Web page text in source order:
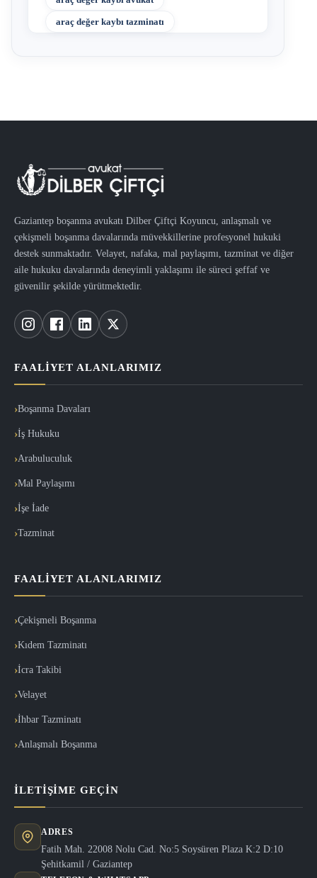
araç değer kaybı tazminatı
Gaziantep boşanma avukatı Dilber Çiftçi Koyuncu, anlaşmalı ve
çekişmeli boşanma davalarında müvekkillerine profesyonel hukuki
destek sunmaktadır. Velayet, nafaka, mal paylaşımı, tazminat ve diğer
aile hukuku davalarında deneyimli yaklaşımı ile süreci şeffaf ve
güvenilir şekilde yürütmektedir.
FAALIYET ALANLARIMIZ
Boşanma Davaları
İş Hukuku
Arabuluculuk
Mal Paylaşımı
İşe İade
Tazminat
FAALIYET ALANLARIMIZ
Çekişmeli Boşanma
Kıdem Tazminatı
İcra Takibi
Velayet
İhbar Tazminatı
Anlaşmalı Boşanma
İLETIŞIME GEÇIN
ADRES
Fatih Mah. 22008 Nolu Cad. No:5 Soysüren Plaza K:2 D:10
Şehitkamil / Gaziantep